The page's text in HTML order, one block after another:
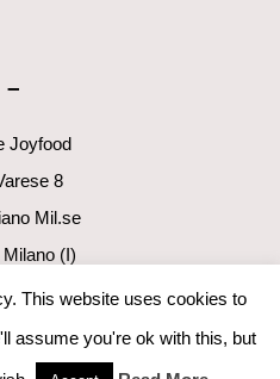
–
Joyfood
8
Mil.se
Milano (I)
This website uses cookies to
assume you're ok with this, but